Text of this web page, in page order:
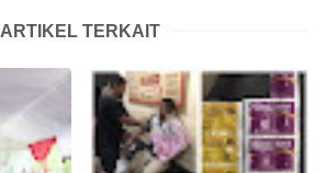
ARTIKEL TERKAIT